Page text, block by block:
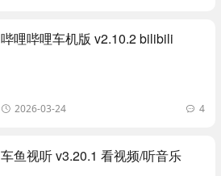
哔哩哔哩车机版 v2.10.2 bilibili
2026-03-24 4
车鱼视听 v3.20.1 看视频/听音乐